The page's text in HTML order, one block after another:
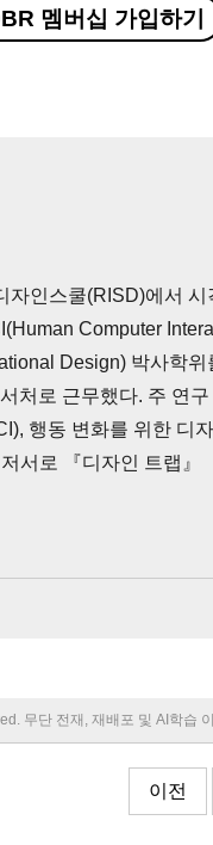
멤버십 가입하기
자인스쿨(RISD)에서 시
Computer
Design) 박사학위
처로 근무했다. 주 연
행동 변화를 위한 디
서로 『디자인 트랩』
무단 전재, 재배포 및 AI학습
이전